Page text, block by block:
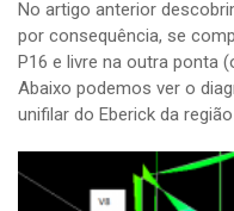
No artigo anterior
por consequência, se
P16 e livre na outra ponta
Abaixo podemos ver o
unifilar do Eberick da